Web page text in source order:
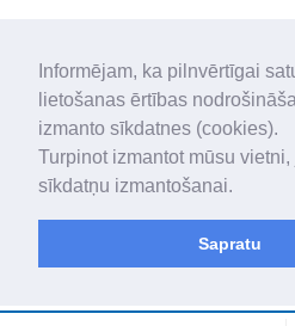
Informējam, ka pilnvērtīgai
lietošanas ērtības
izmanto sīkdatnes (cookies).
Turpinot izmantot mūsu
sīkdatņu izmantošanai.
Sapratu
„Latgales Laiks” iznāk latviešu un krievu
„Latgales Laiks” latviešu valodā aptver
novadu un apkārtējos novadus un pilsētas.